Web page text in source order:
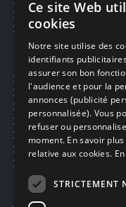
Réparations & SAV
Smartpoints
Ecogaming
Expédition & retours
Confidentialité
Conditions générales
EA Sport UFC 6
Call of Duty: Modern
Rachat et revente de
Ce site Web
cookies
Notre site utilise des
identifiants
assurer son bon
l'audience et pour la
annonces (publicité
personnalisée). Vous
refuser ou
moment. En savoir
relative aux cookies.
STRICTEMENT